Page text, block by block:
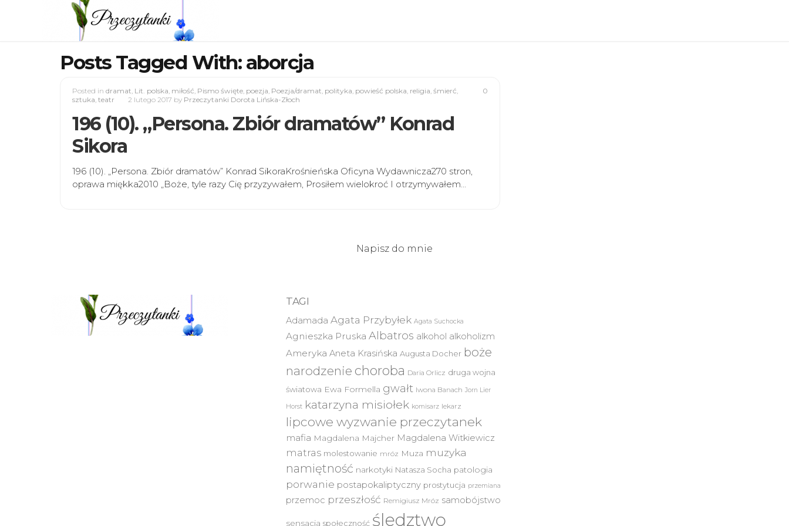
Posts Tagged With: aborcja
0
Posted in dramat, Lit. polska, miłość, Pismo święte, poezja, Poezja/dramat, polityka, powieść polska, religia, śmierć,
sztuka, teatr 2 lutego 2017 by Przeczytanki Dorota Lińska-Złoch
196 (10). „Persona. Zbiór dramatów” Konrad
Sikora
196 (10). „Persona. Zbiór dramatów” Konrad SikoraKrośnieńska Oficyna Wydawnicza270 stron,
oprawa miękka2010 „Boże, tyle razy Cię przyzywałem, Prosiłem wielokroć I otrzymywałem…
Napisz do mnie
TAGI
Adamada Agata Przybyłek Agata Suchocka
Agnieszka Pruska Albatros alkohol alkoholizm
Ameryka Aneta Krasińska Augusta Docher boże
narodzenie choroba Daria Orlicz druga wojna
światowa Ewa Formella gwałt Iwona Banach Jorn Lier
Horst katarzyna misiołek komisarz lekarz
lipcowe wyzwanie przeczytanek
mafia Magdalena Majcher Magdalena Witkiewicz
matras molestowanie mróz Muza muzyka
namiętność narkotyki Natasza Socha patologia
porwanie postapokaliptyczny prostytucja przemiana
przemoc przeszłość Remigiusz Mróz samobójstwo
sensacja społeczność śledztwo